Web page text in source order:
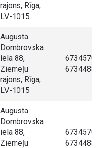
rajons, Rīga,
LV-1015
Augusta
Dombrovska
iela 88,
Ziemeļu
rajons, Rīga,
LV-1015
67345707,
67344889
Augusta
Dombrovska
iela 88,
Ziemeļu
67345707,
67344889